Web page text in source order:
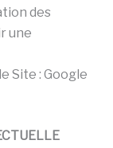
des
une
Site : Google